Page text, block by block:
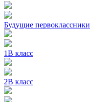
Будущие первоклассники
1В класс
2В класс